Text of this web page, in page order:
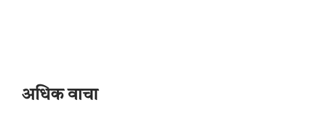
अधिक वाचा